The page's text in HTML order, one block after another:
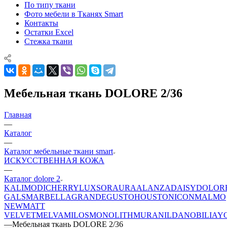
По типу ткани
Фото мебели в Тканях Smart
Контакты
Остатки Excel
Стежка ткани
Мебельная ткань DOLORE 2/36
Главная
—
Каталог
—
Каталог мебельные ткани smart
ИСКУССТВЕННАЯ КОЖА
—
Каталог dolore 2
KALIMODICHERRYLUXSORAURAALANZADAISY
GALSMARBELLAGRANDEGUSTOHOUSTONICONMALMO
NEWMATT
VELVETMELVAMILOSMONOLITHMURANILDANOBILIA
—Мебельная ткань DOLORE 2/36